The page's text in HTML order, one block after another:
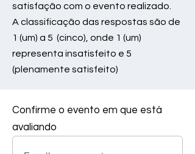
satisfação com o evento realizado.
A classificação das respostas são de
1 (um) a 5 (cinco), onde 1 (um)
representa insatisfeito e 5
(plenamente satisfeito)
Confirme o evento em que está
avaliando